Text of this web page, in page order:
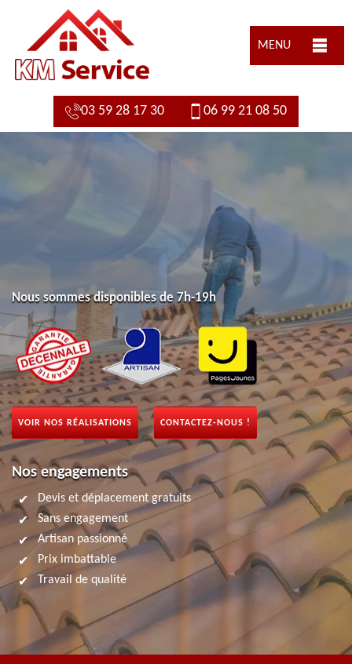
MENU
03 59 28 17 30 06 99 21 08 50
Nous sommes disponibles de 7h-19h
VOIR NOS RÉALISATIONS CONTACTEZ-NOUS !
Nos engagements
Devis et déplacement gratuits
Sans engagement
Artisan passionné
Prix imbattable
Travail de qualité